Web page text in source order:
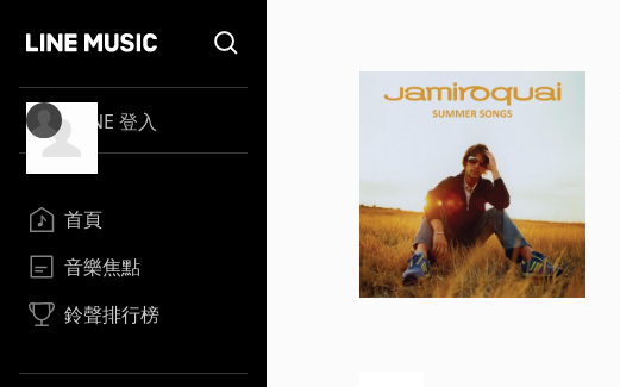
LINE 登入
首頁
音樂焦點
鈴聲排行榜